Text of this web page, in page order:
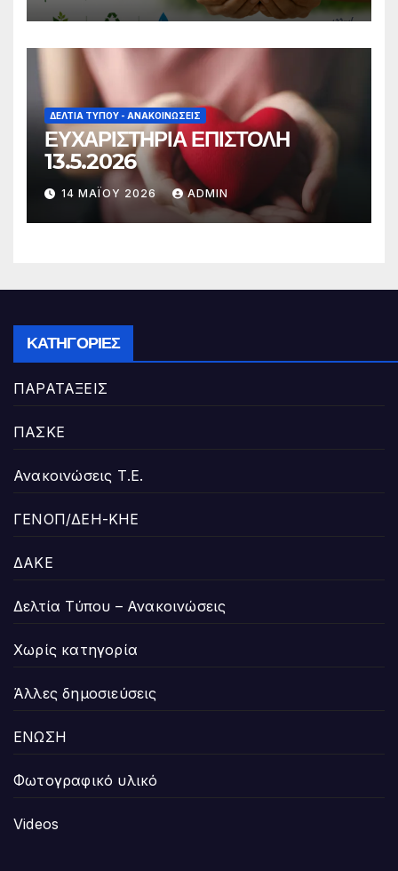
ΔΕΛΤΊΑ ΤΎΠΟΥ - ΑΝΑΚΟΙΝΏΣΕΙΣ
ΕΥΧΑΡΙΣΤΗΡΙΑ ΕΠΙΣΤΟΛΗ
13.5.2026
14 ΜΑΪ́ΟΥ 2026 ADMIN
ΚΑΤΗΓΟΡΊΕΣ
ΠΑΡΑΤΑΞΕΙΣ
ΠΑΣΚΕ
Ανακοινώσεις Τ.Ε.
ΓΕΝΟΠ/ΔΕΗ-ΚΗΕ
ΔΑΚΕ
Δελτία Τύπου – Ανακοινώσεις
Χωρίς κατηγορία
Άλλες δημοσιεύσεις
ΕΝΩΣΗ
Φωτογραφικό υλικό
Videos